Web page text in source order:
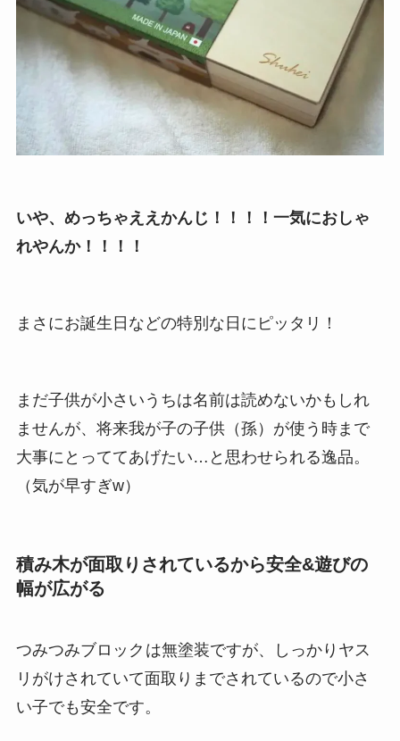
いや、めっちゃええかんじ！！！！一気におしゃ
れやんか！！！！
まさにお誕生日などの特別な日にピッタリ！
まだ子供が小さいうちは名前は読めないかもしれ
ませんが、将来我が子の子供（孫）が使う時まで
大事にとっててあげたい…と思わせられる逸品。
（気が早すぎw）
積み木が面取りされているから安全&遊びの
幅が広がる
つみつみブロック は無塗装ですが、しっかりヤス
リがけされていて面取りまでされているので小さ
い子でも安全です。